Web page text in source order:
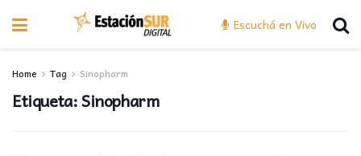
Escuchá en Vivo
Home Tag Sinopharm
Etiqueta:Sinopharm